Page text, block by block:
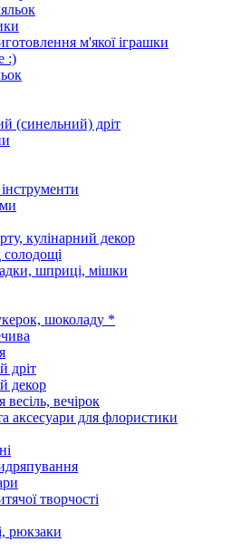
м'якої іграшки
:)
(синельний) дріт
кулінарний декор
солодощі
шприці, мішки
шоколаду *
дріт
декор
вечірок
аксесуари для флористики
творчості
рюкзаки